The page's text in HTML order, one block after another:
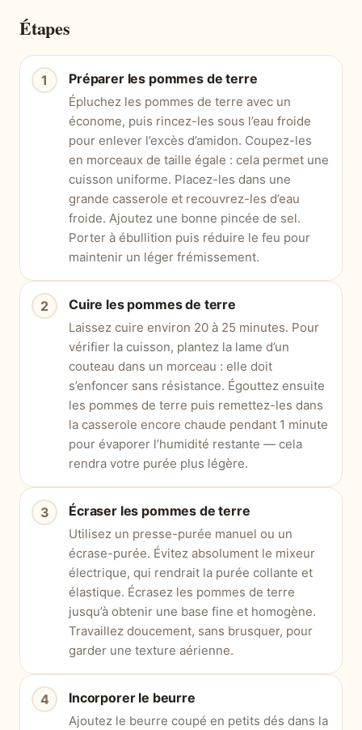
Étapes
Préparer les pommes de terre
Épluchez les pommes de terre avec un
économe, puis rincez-les sous l’eau froide
pour enlever l’excès d’amidon. Coupez-les
en morceaux de taille égale : cela permet une
cuisson uniforme. Placez-les dans une
grande casserole et recouvrez-les d’eau
froide. Ajoutez une bonne pincée de sel.
Porter à ébullition puis réduire le feu pour
maintenir un léger frémissement.
Cuire les pommes de terre
Laissez cuire environ 20 à 25 minutes. Pour
vérifier la cuisson, plantez la lame d’un
couteau dans un morceau : elle doit
s’enfoncer sans résistance. Égouttez ensuite
les pommes de terre puis remettez-les dans
la casserole encore chaude pendant 1 minute
pour évaporer l’humidité restante — cela
rendra votre purée plus légère.
Écraser les pommes de terre
Utilisez un presse-purée manuel ou un
écrase-purée. Évitez absolument le mixeur
électrique, qui rendrait la purée collante et
élastique. Écrasez les pommes de terre
jusqu’à obtenir une base fine et homogène.
Travaillez doucement, sans brusquer, pour
garder une texture aérienne.
Incorporer le beurre
Ajoutez le beurre coupé en petits dés dans la